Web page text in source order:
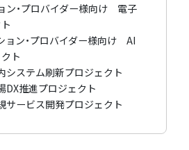
ン・プロバイダー様向け 電子
ョン・プロバイダー様向け AI
ト
システム刷新プロジェクト
DX推進プロジェクト
サービス開発プロジェクト